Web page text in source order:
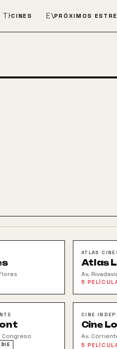
THEATERS
CINES PRÓXIMOS
ATLAS
Atlas
Av.
5
Congreso
CINE
Cine
Av.
5